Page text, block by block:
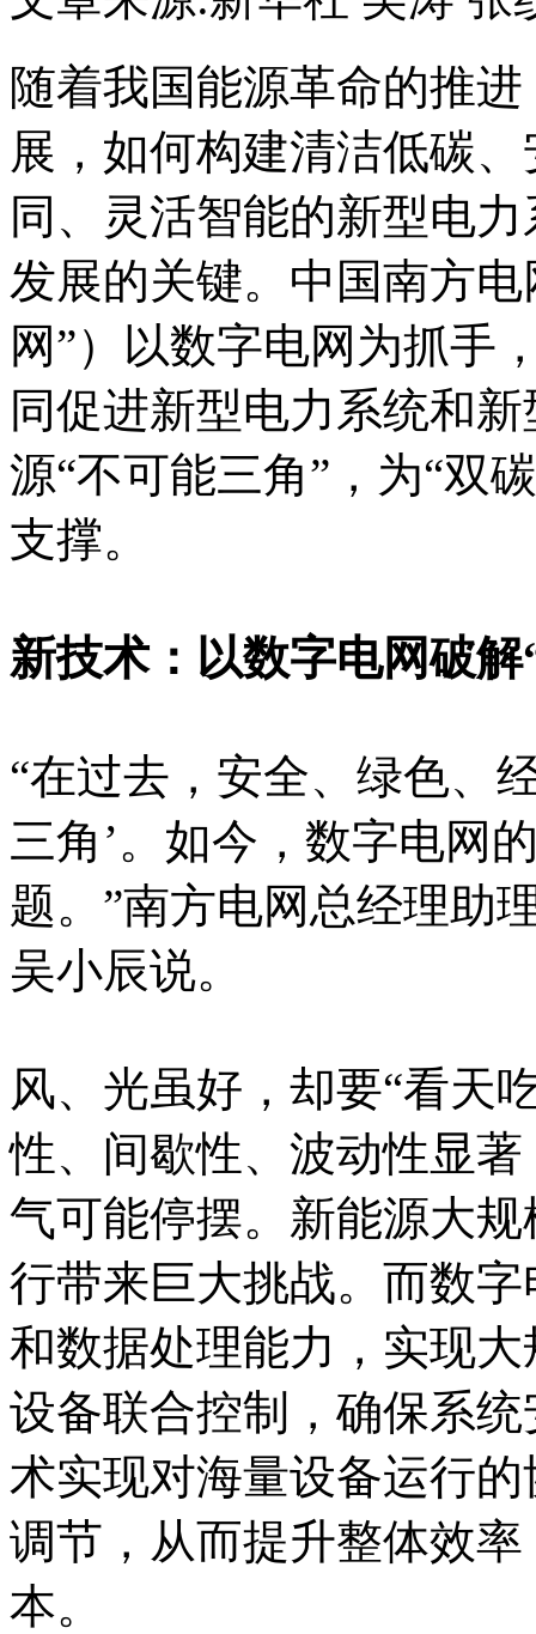
随着我国能源革命的推进
展，如何构建清洁低碳
同、灵活智能的新型电
发展的关键。中国南方
网”）以数字电网为抓手
同促进新型电力系统和
源“不可能三角”，为“双
支撑。
新技术：以数字电网破
“在过去，安全、绿色、
三角’。如今，数字电网
题。”南方电网总经理助
吴小辰说。
风、光虽好，却要“看天
性、间歇性、波动性显
气可能停摆。新能源大
行带来巨大挑战。而数
和数据处理能力，实现
设备联合控制，确保系
术实现对海量设备运行
调节，从而提升整体效
本。